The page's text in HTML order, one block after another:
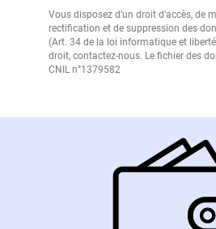
Vous disposez d’un droit d’accès, de
rectification et de suppression des
(Art. 34 de la loi informatique et
droit, contactez-nous. Le fichier des
CNIL n°1379582